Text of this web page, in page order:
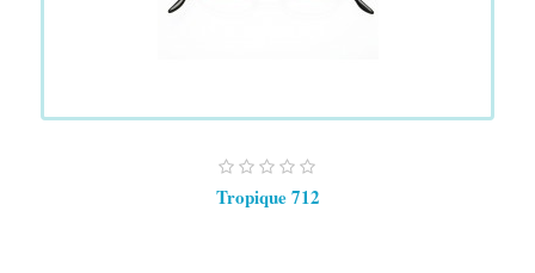
Tropique 712